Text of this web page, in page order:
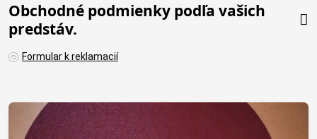
Obchodné podmienky podľa vašich
predstáv.
Formular k reklamacií